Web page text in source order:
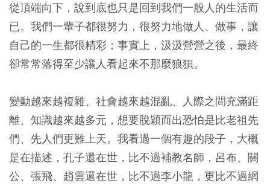
從頂端向下，說到底也只是回到我們一般人的生活而
已。我們一輩子都很努力，很努力地做人、做事，讓
自己的一生都很精彩；事實上，汲汲營營之後，最終
卻常常落得至少讓人看起來不那麼狼狽。
變動越來越複雜、社會越來越混亂、人際之間充滿距
離、知識越來越多元，想要脫穎而出恐怕是比老祖先
們、先人們更難上天。我看過一個有趣的段子，大概
是在描述，孔子還在世，比不過補教名師，呂布、關
公、張飛、趙雲還在世，比不過李小龍，更比不過網